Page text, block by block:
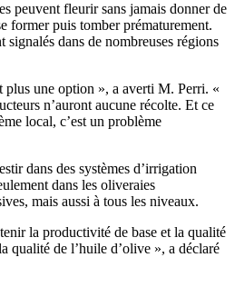
peuvent fleurir sans jamais donner de
former puis tomber pré­ma­tu­re­ment.
signalés dans de nombreuses régions
plus une option », a averti M. Perri. «
n’auront aucune récolte. Et ce
local, c’est un problème
dans des systèmes d’irrigation
dans les oliveraies
mais aussi à tous les niveaux.
la pro­duc­ti­vi­té de base et la qualité
qualité de l’huile d’olive », a déclaré